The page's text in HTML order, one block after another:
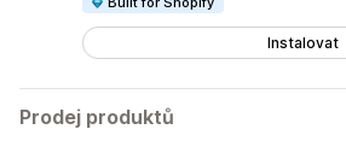
Instalovat
Prodej produktů